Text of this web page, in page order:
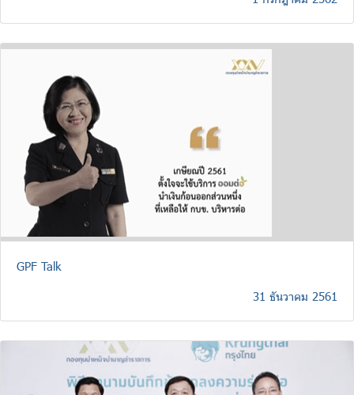
GPF Talk
31 ธันวาคม 2561